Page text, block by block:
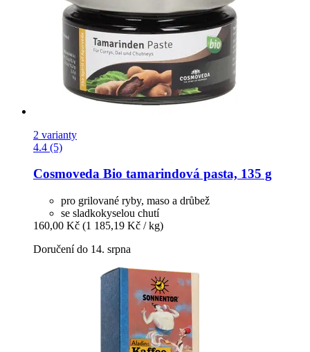
2 varianty
4.4 (5)
Cosmoveda Bio tamarindová pasta, 135 g
pro grilované ryby, maso a drůbež
se sladkokyselou chutí
160,00 Kč (1 185,19 Kč / kg)
Doručení do 14. srpna